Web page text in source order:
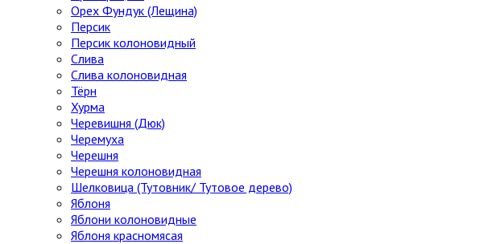
Орех Фундук (Лещина)
Персик
Персик колоновидный
Слива
Слива колоновидная
Тёрн
Хурма
Черевишня (Дюк)
Черемуха
Черешня
Черешня колоновидная
Шелковица (Тутовник/ Тутовое дерево)
Яблоня
Яблони колоновидные
Яблоня красномясая